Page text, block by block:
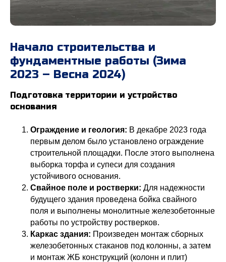
Начало строительства и
фундаментные работы (Зима
2023 – Весна 2024)
Подготовка территории и устройство
основания
Ограждение и геология: В декабре 2023 года
первым делом было установлено ограждение
строительной площадки. После этого выполнена
выборка торфа и супеси для создания
устойчивого основания.
Свайное поле и ростверки: Для надежности
будущего здания проведена бойка свайного
поля и выполнены монолитные железобетонные
работы по устройству ростверков.
Каркас здания: Произведен монтаж сборных
железобетонных стаканов под колонны, а затем
и монтаж ЖБ конструкций (колонн и плит)